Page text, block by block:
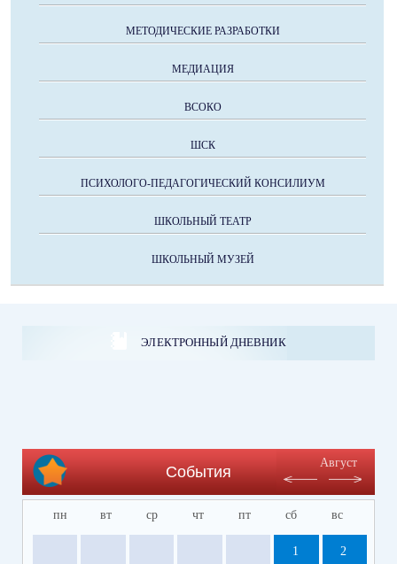
МЕТОДИЧЕСКИЕ РАЗРАБОТКИ
МЕДИАЦИЯ
ВСОКО
ШСК
ПСИХОЛОГО-ПЕДАГОГИЧЕСКИЙ КОНСИЛИУМ
ШКОЛЬНЫЙ ТЕАТР
ШКОЛЬНЫЙ МУЗЕЙ
ЭЛЕКТРОННЫЙ ДНЕВНИК
События
Август
пн вт ср чт пт сб вс
1 2